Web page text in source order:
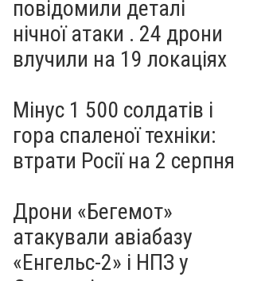
повідомили деталі
нічної атаки . 24 дрони
влучили на 19 локаціях
Мінус 1 500 солдатів і
гора спаленої техніки:
втрати Росії на 2 серпня
Дрони «Бегемот»
атакували авіабазу
«Енгельс-2» і НПЗ у